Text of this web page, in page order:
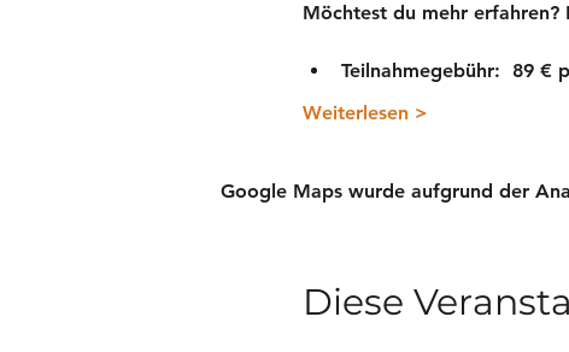
Möchtest du mehr
Teilnahmegebühr:  89 €
Weiterlesen >
Google Maps wurde aufgrund der
Diese